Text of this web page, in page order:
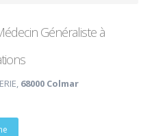
Généraliste à
68000 Colmar